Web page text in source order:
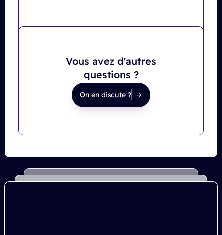
Vous avez d'autres
questions ?
On en discute ?